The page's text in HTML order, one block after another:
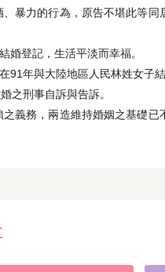
暴力的行為，原告不堪此等
婚登記，生活平淡而幸福。
年與大陸地區人民林姓女子
之刑事自訴與告訴。
義務，兩造維持婚姻之基礎